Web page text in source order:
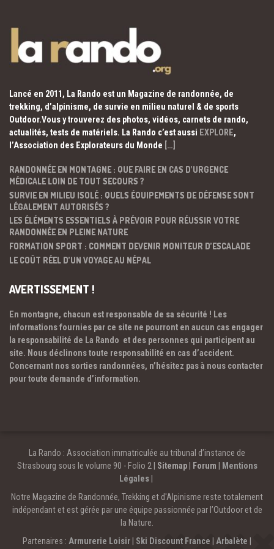
Lancé en 2011, La Rando est un Magazine de randonnée, de
trekking, d’alpinisme, de survie en milieu naturel & de sports
Outdoor.Vous y trouverez des photos, vidéos, carnets de rando,
actualités, tests de matériels. La Rando c’est aussi EXPLORE,
l’Association des Explorateurs du Monde […]
RANDONNÉE EN MONTAGNE : QUE FAIRE EN CAS D’URGENCE
MÉDICALE LOIN DE TOUT SECOURS ?
SURVIE EN MILIEU ISOLÉ : QUELS ÉQUIPEMENTS DE DÉFENSE SONT
LÉGALEMENT AUTORISÉS ?
LES ÉLÉMENTS ESSENTIELS À PRÉVOIR POUR RÉUSSIR VOTRE
RANDONNÉE EN PLEINE NATURE
FORMATION SPORT : COMMENT DEVENIR MONITEUR D’ESCALADE
LE COÛT RÉEL D’UN VOYAGE AU NÉPAL
AVERTISSEMENT !
En montagne, chacun est responsable de sa sécurité ! Les
informations fournies par ce site ne pourront en aucun cas engager
la responsabilité de La Rando et des personnes qui participent au
site. Nous déclinons toute responsabilité en cas d’accident.
Concernant nos sorties randonnées, n’hésitez pas à nous contacter
pour toute demande d’information.
La Rando : Association immatriculée au tribunal d’instance de
Strasbourg sous le volume 90 - Folio 2 | Sitemap| Forum
Mentions
Légales
Notre Magazine de Randonnée, Trekking et d'Alpinisme reste totalement
indépendant et est gérée par une équipe passionnée par l’Outdoor et de
la Nature.
Partenaires : Armurerie Loisir Ski Discount France Arbalète